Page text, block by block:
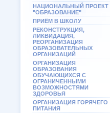
НАЦИОНАЛЬНЫЙ ПРОЕКТ
"ОБРАЗОВАНИЕ"
ПРИЁМ В ШКОЛУ
РЕКОНСТРУКЦИЯ,
ЛИКВИДАЦИЯ,
РЕОРГАНИЗАЦИЯ
ОБРАЗОВАТЕЛЬНЫХ
ОРГАНИЗАЦИЙ
ОРГАНИЗАЦИЯ
ОБРАЗОВАНИЯ
ОБУЧАЮЩИХСЯ С
ОГРАНИЧЕННЫМИ
ВОЗМОЖНОСТЯМИ
ЗДОРОВЬЯ
ОРГАНИЗАЦИЯ ГОРЯЧЕГО
ПИТАНИЯ